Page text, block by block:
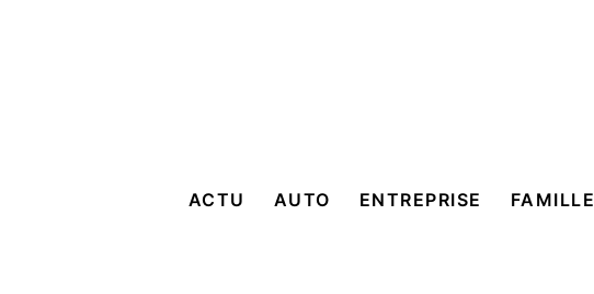
ACTU AUTO ENTREPRISE FAMILLE